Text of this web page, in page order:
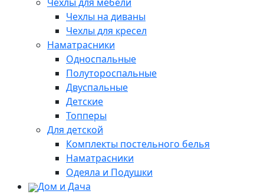
Чехлы на диваны
Чехлы для кресел
Наматрасники
Односпальные
Полутороспальные
Двуспальные
Детские
Топперы
Для детской
Комплекты постельного белья
Наматрасники
Одеяла и Подушки
Дом и Дача